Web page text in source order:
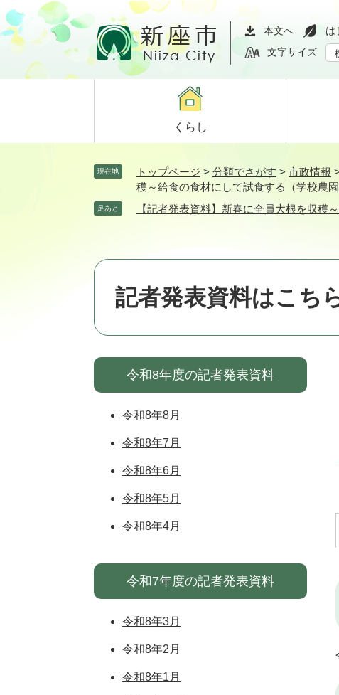
ペ
ー
ジ
メ
ニ
ュ
て
本文へ は
文字サイズ
くらし
現在地 トップページ > 分類でさがす > 市政情報 >
穫～給食の食材にして試食する（学校農園
足あと 【記者発表資料】新春に全員大根を収穫
記者発表資料はこち
令和8年度の記者発表資料
令和8年8月
令和8年7月
令和8年6月
令和8年5月
令和8年4月
令和7年度の記者発表資料
令和8年3月
令和8年2月
令和8年1月